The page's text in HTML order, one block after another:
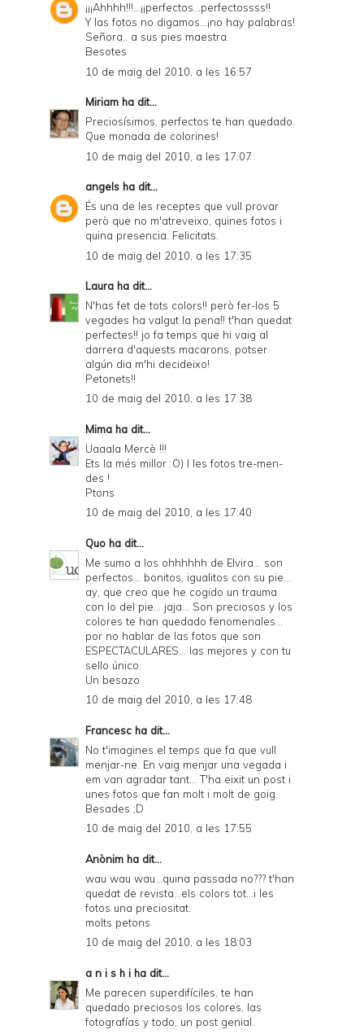
¡¡¡Ahhhh!!!...¡¡perfectos...perfectossss!!
Y las fotos no digamos...¡no hay palabras!
Señora.. a sus pies maestra.
Besotes
10 de maig del 2010, a les 16:57
Miriam ha dit...
Preciosísimos, perfectos te han quedado.
Que monada de colorines!
10 de maig del 2010, a les 17:07
angels ha dit...
És una de les receptes que vull provar
però que no m'atreveixo, quines fotos i
quina presencia. Felicitats.
10 de maig del 2010, a les 17:35
Laura ha dit...
N'has fet de tots colors!! però fer-los 5
vegades ha valgut la pena!! t'han quedat
perfectes!! jo fa temps que hi vaig al
darrera d'aquests macarons, potser
algún dia m'hi decideixo!
Petonets!!
10 de maig del 2010, a les 17:38
Mima ha dit...
Uaaala Mercè !!!
Ets la més millor :O) I les fotos tre-men-
des !
Ptons
10 de maig del 2010, a les 17:40
Quo ha dit...
Me sumo a los ohhhhhh de Elvira... son
perfectos... bonitos, igualitos con su pie...
ay, que creo que he cogido un trauma
con lo del pie... jaja... Son preciosos y los
colores te han quedado fenomenales...
por no hablar de las fotos que son
ESPECTACULARES... las mejores y con tu
sello único.
Un besazo
10 de maig del 2010, a les 17:48
Francesc ha dit...
No t'imagines el temps que fa que vull
menjar-ne. En vaig menjar una vegada i
em van agradar tant... T'ha eixit un post i
unes fotos que fan molt i molt de goig.
Besades ;D
10 de maig del 2010, a les 17:55
Anònim ha dit...
wau wau wau...quina passada no??? t'han
quedat de revista...els colors tot...i les
fotos una preciositat.
molts petons
10 de maig del 2010, a les 18:03
a n i s h i ha dit...
Me parecen superdifíciles, te han
quedado preciosos los colores, las
fotografías y todo, un post genial.